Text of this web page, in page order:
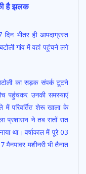
है झलक
भीतर ही आपदाग्रस्त
गांव में वहां पहुंचने लगे
का सड़क संपर्क टूटने
पहुंचकर उनकी समस्याएं
में परिवर्तित शेरू खाला के
प्रशासन ने तब रातों रात
था। वर्षाकाल में पूरे 03
मशीनरी भी तैनात